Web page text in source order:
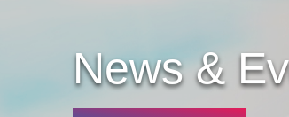
News &